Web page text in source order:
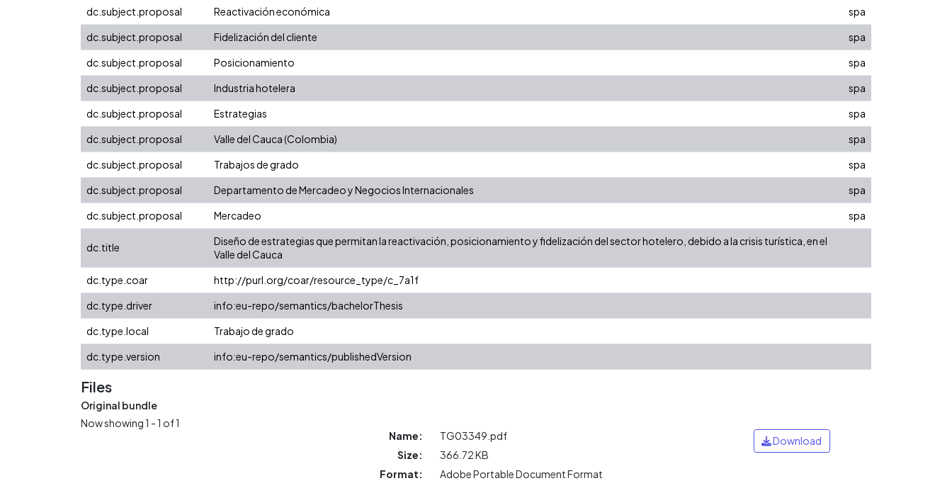
dc.subject.proposal
Reactivación económica
spa
dc.subject.proposal
Fidelización del cliente
spa
dc.subject.proposal
Posicionamiento
spa
dc.subject.proposal
Industria hotelera
spa
dc.subject.proposal
Estrategias
spa
dc.subject.proposal
Valle del Cauca (Colombia)
spa
dc.subject.proposal
Trabajos de grado
spa
dc.subject.proposal
Departamento de Mercadeo y Negocios Internacionales
spa
dc.subject.proposal
Mercadeo spa
dc.title
Diseño de estrategias que permitan la reactivación, posicionamiento y fidelización del sector hotelero, debido a la crisis turística, en el
Valle del Cauca
dc.type.coar
http://purl.org/coar/resource_type/c_7a1f
dc.type.driver
info:eu-repo/semantics/bachelorThesis
dc.type.local
Trabajo de grado
dc.type.version
info:eu-repo/semantics/publishedVersion
Files
Original bundle
Now showing1 - 1 of 1
Name:
TG03349.pdf
Size:
366.72 KB
Format:
Adobe Portable Document Format
Download